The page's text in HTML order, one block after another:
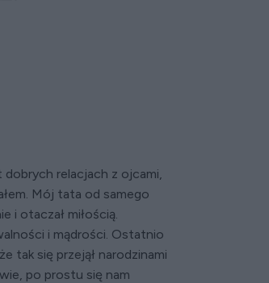
relacjach z ojcami,
Mój tata od samego
i otaczał miłością.
i mądrości. Ostatnio
tak się przejął narodzinami
po prostu się nam